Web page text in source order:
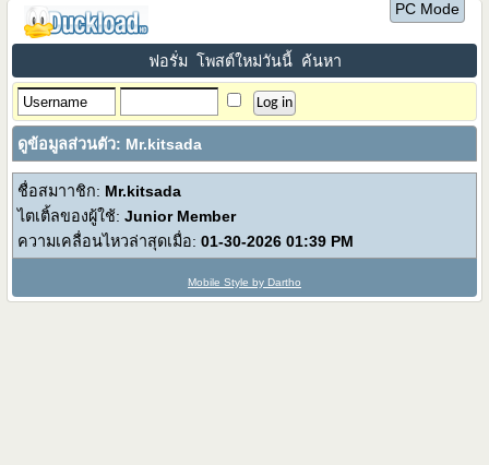
PC Mode
ฟอรั่ม โพสต์ใหม่วันนี้ ค้นหา
ดูข้อมูลส่วนตัว: Mr.kitsada
ชื่อสมาาชิก: Mr.kitsada
ไตเติ้ลของผู้ใช้:Junior Member
ความเคลื่อนไหวล่าสุดเมื่อ: 01-30-202601:39 PM
Mobile Style by Dartho